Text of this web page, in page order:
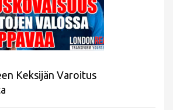
Keksijän Varoitus